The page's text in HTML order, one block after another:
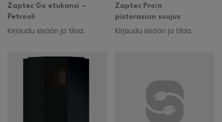
Zaptec Go etukansi –
Petrooli
Kirjaudu sisään ja tilaa.
Zaptec Pro:n
pistorasian suojus
Kirjaudu sisään ja tilaa.